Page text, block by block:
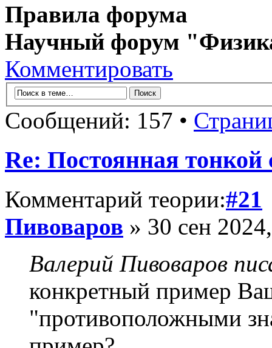
Правила форума
Научный форум
Комментировать
Сообщений: 157 •
Re: Постоянная тонкой
Комментарий теории:#21
Пивоваров » 30 сен
Валерий Пивоваров
конкретный пример
"противоположными